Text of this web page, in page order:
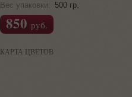
Вес упаковки: 500 гр.
850 руб.
КАРТА ЦВЕТОВ